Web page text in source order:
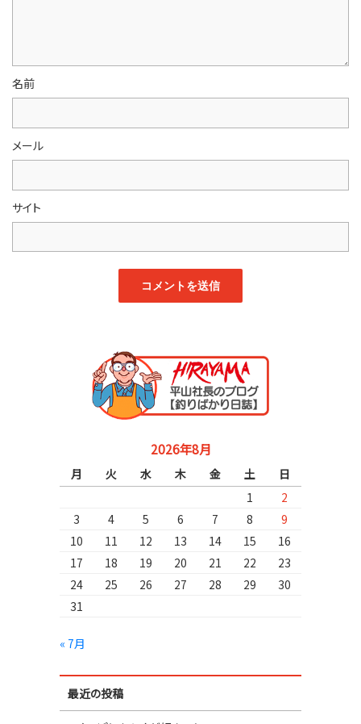
名前
メール
サイト
2026年8月
月 火 水 木 金 土
日
1
2
3
4 5 6 7 8
9
10
11 12 13 14 15
16
17
18 19 20 21 22
23
24
25 26 27 28 29
30
31
« 7月
最近の投稿